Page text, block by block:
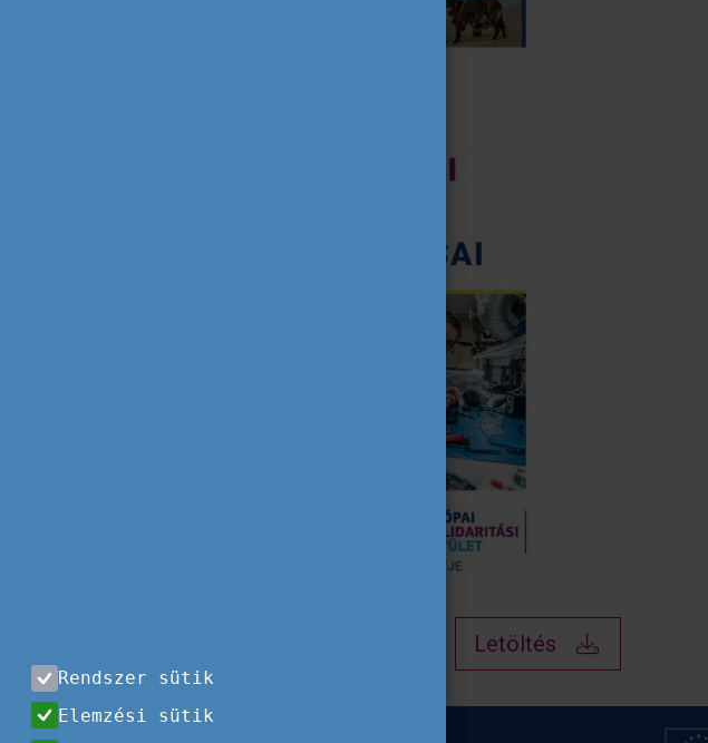
Letöltés
Rendszer sütik
Elemzési sütik